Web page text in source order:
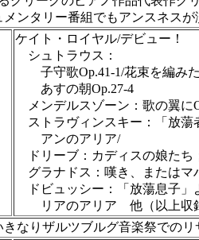
ンタリー番組でもアンスネス
ケイト・ロイヤル/デビュー！
シュトラウス：
子守歌Op.41-1/花束を編みた
あすの朝Op.27-4
メンデルスゾーン：歌の翼に
ストラヴィンスキー：「放蕩
アンのアリア/
ドリーブ：カディスの娘たち
グラナドス：嘆き、またはマ
ドビュッシー：「放蕩息子」
リアのアリア 他（以上収録
なりザルツブルグ音楽祭での